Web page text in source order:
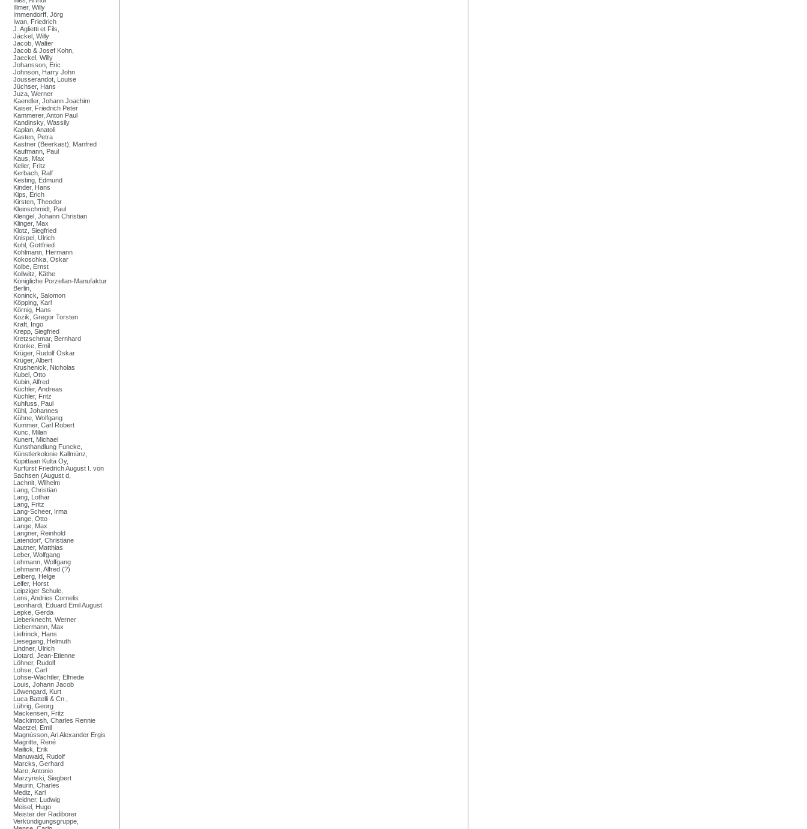
Illmer, Willy
Immendorff, Jörg
Iwan, Friedrich
J. Aglietti et Fils,
Jäckel, Willy
Jacob, Walter
Jacob & Josef Kohn,
Jaeckel, Willy
Johansson, Eric
Johnson, Harry John
Jousserandot, Louise
Jüchser, Hans
Juza, Werner
Kaendler, Johann Joachim
Kaiser, Friedrich Peter
Kammerer, Anton Paul
Kandinsky, Wassily
Kaplan, Anatoli
Kasten, Petra
Kastner (Beerkast), Manfred
Kaufmann, Paul
Kaus, Max
Keller, Fritz
Kerbach, Ralf
Kesting, Edmund
Kinder, Hans
Kips, Erich
Kirsten, Theodor
Kleinschmidt, Paul
Klengel, Johann Christian
Klinger, Max
Klotz, Siegfried
Knispel, Ulrich
Kohl, Gottfried
Kohlmann, Hermann
Kokoschka, Oskar
Kolbe, Ernst
Kollwitz, Käthe
Königliche Porzellan-Manufaktur
Berlin,
Koninck, Salomon
Köpping, Karl
Körnig, Hans
Kozik, Gregor Torsten
Kraft, Ingo
Krepp, Siegfried
Kretzschmar, Bernhard
Kronke, Emil
Krüger, Rudolf Oskar
Krüger, Albert
Krushenick, Nicholas
Kubel, Otto
Kubin, Alfred
Küchler, Andreas
Küchler, Fritz
Kuhfuss, Paul
Kühl, Johannes
Kühne, Wolfgang
Kummer, Carl Robert
Kunc, Milan
Kunert, Michael
Kunsthandlung Funcke,
Künstlerkolonie Kallmünz,
Kupittaan Kulta Oy,
Kurfürst Friedrich August I. von
Sachsen (August d,
Lachnit, Wilhelm
Lang, Christian
Lang, Lothar
Lang, Fritz
Lang-Scheer, Irma
Lange, Otto
Lange, Max
Langner, Reinhold
Latendorf, Christiane
Lautner, Matthias
Leber, Wolfgang
Lehmann, Wolfgang
Lehmann, Alfred (?)
Leiberg, Helge
Leifer, Horst
Leipziger Schule,
Lens, Andries Cornelis
Leonhardi, Eduard Emil August
Lepke, Gerda
Lieberknecht, Werner
Liebermann, Max
Liefrinck, Hans
Liesegang, Helmuth
Lindner, Ulrich
Liotard, Jean-Etienne
Löhner, Rudolf
Lohse, Carl
Lohse-Wächtler, Elfriede
Louis, Johann Jacob
Löwengard, Kurt
Luca Battelli & Cn.,
Lührig, Georg
Mackensen, Fritz
Mackintosh, Charles Rennie
Maetzel, Emil
Magnússon, Ari Alexander Ergis
Magritte, René
Mailick, Erik
Manuwald, Rudolf
Marcks, Gerhard
Maro, Antonio
Marzynski, Siegbert
Maurin, Charles
Mediz, Karl
Meidner, Ludwig
Meisel, Hugo
Meister der Radiborer
Verkündigungsgruppe,